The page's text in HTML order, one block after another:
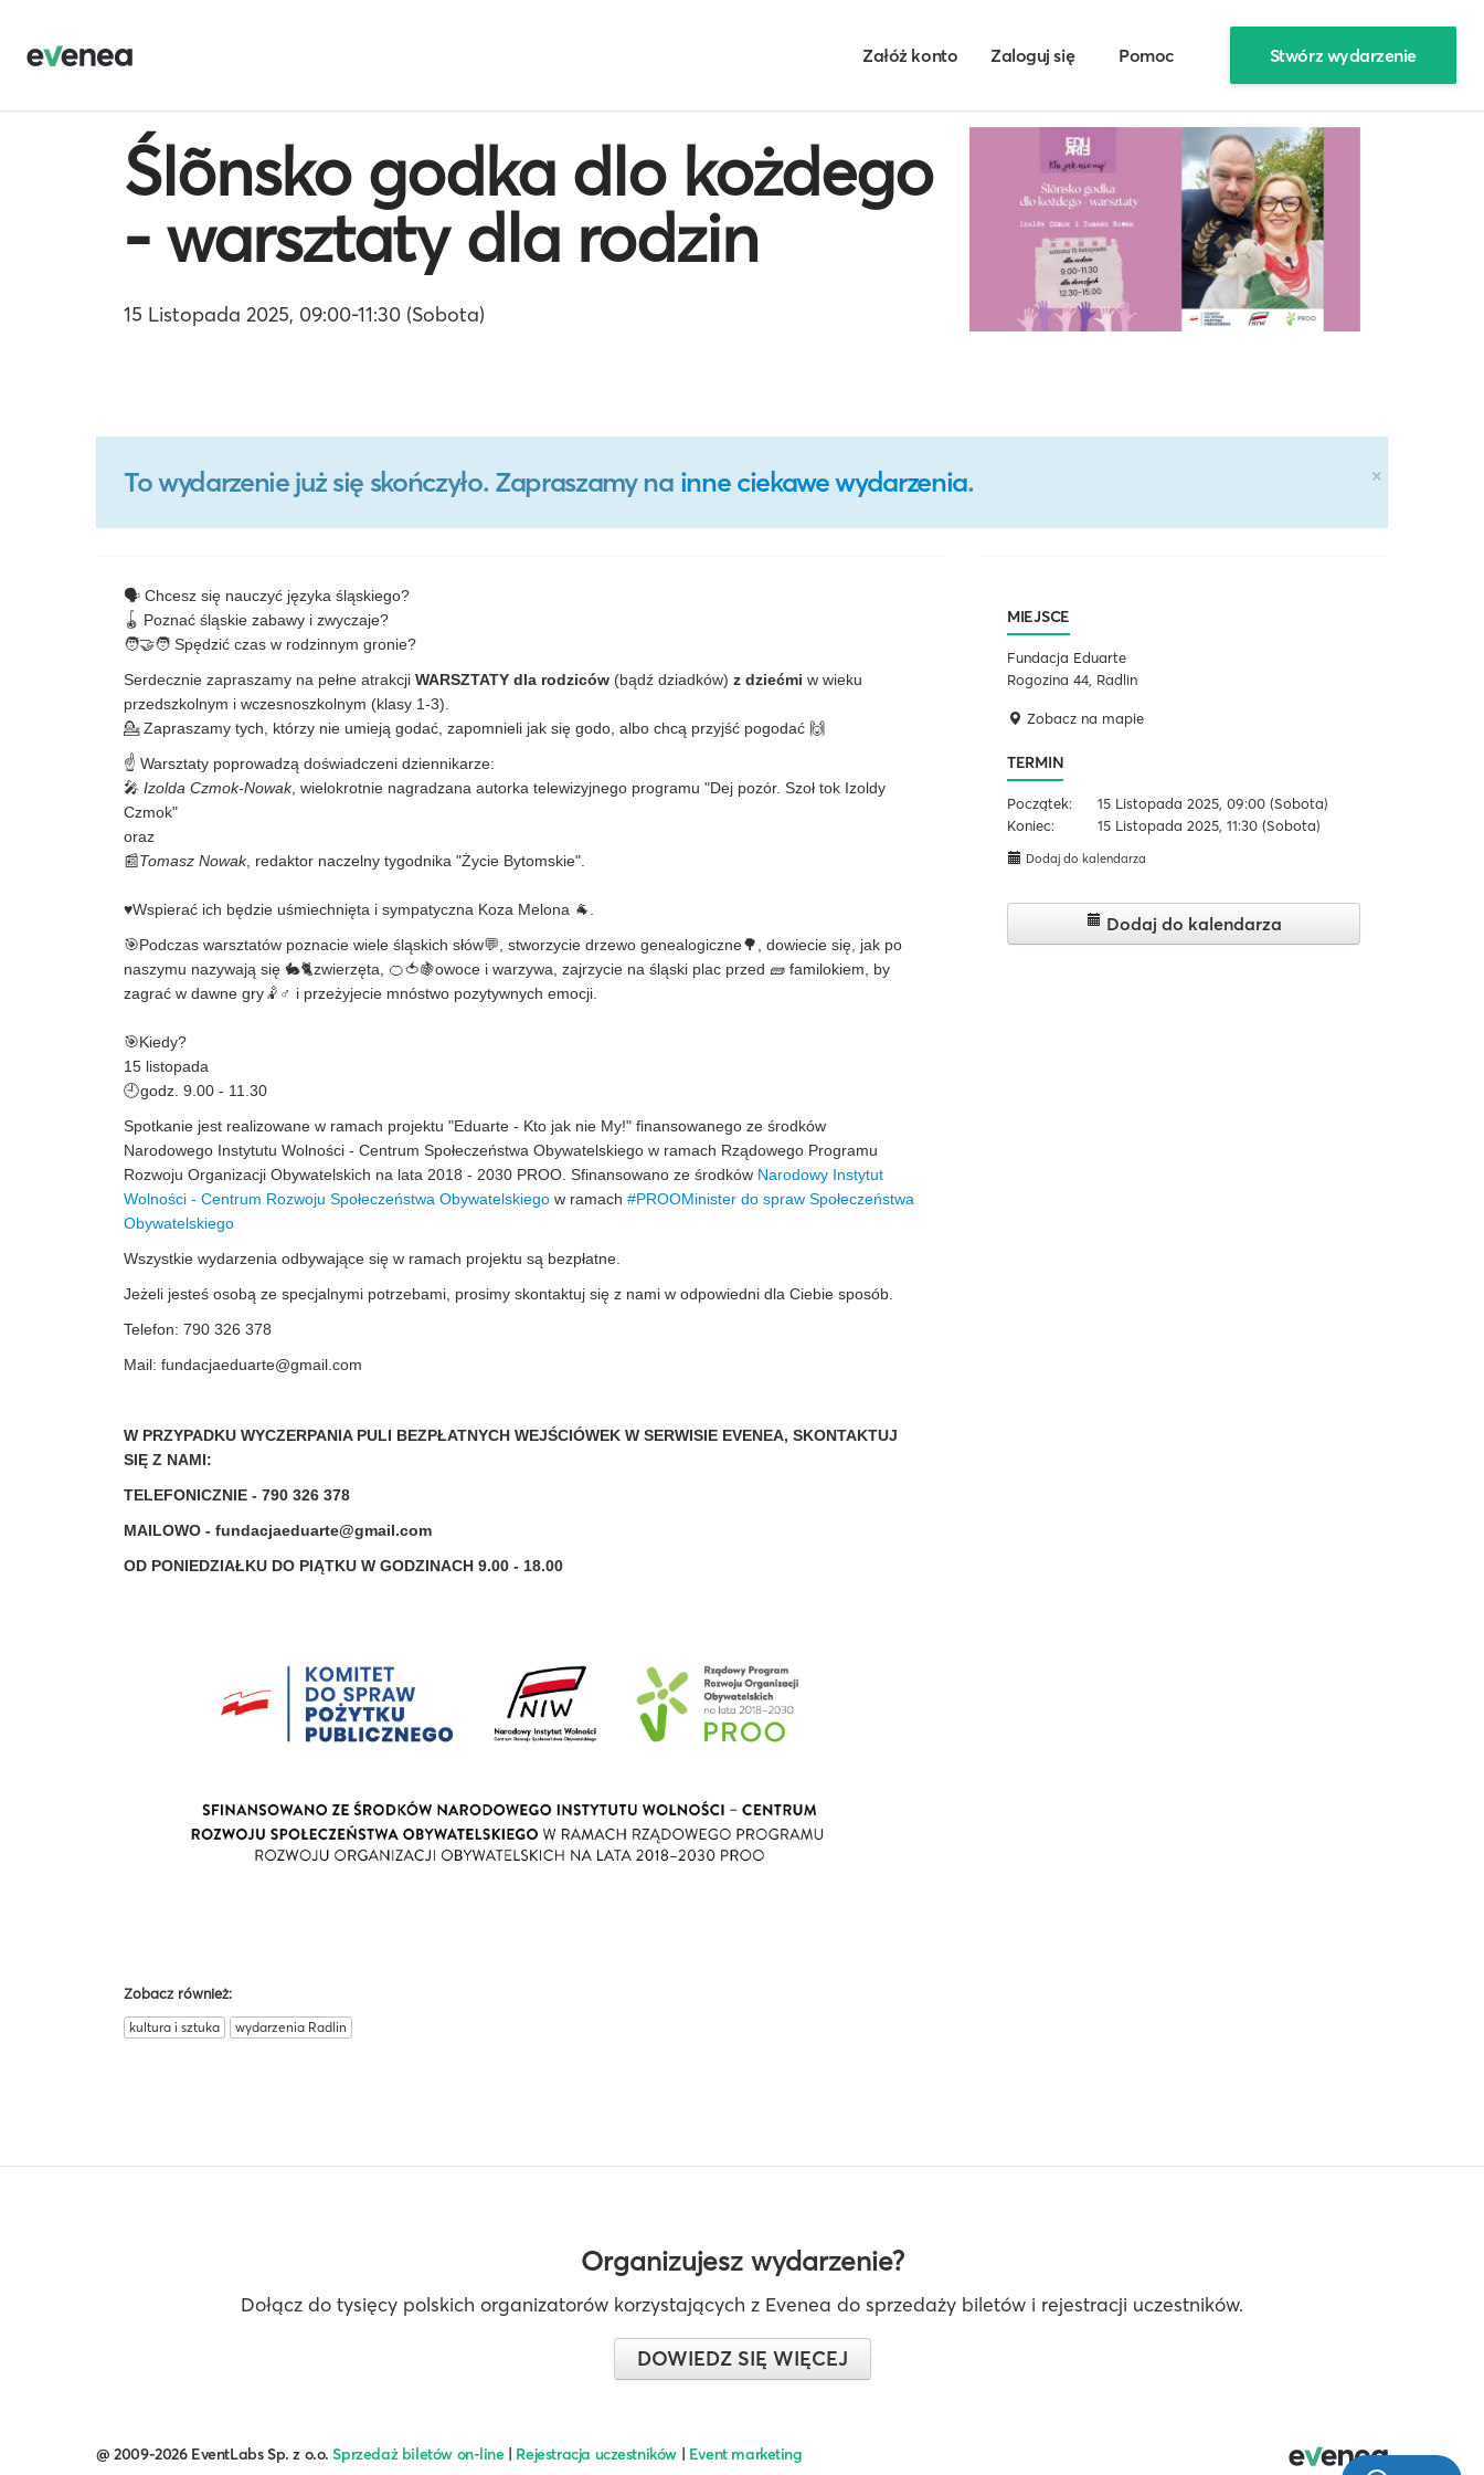
Załóż konto Zaloguj się Pomoc Stwórz wydarzenie
Ślõnsko godka dlo kożdego
- warsztaty dla rodzin
15 Listopada 2025, 09:00-11:30 (Sobota)
×
To wydarzenie już się skończyło. Zapraszamy na inne ciekawe wydarzenia.
🗣️ Chcesz się nauczyć języka śląskiego?
🪀 Poznać śląskie zabawy i zwyczaje?
🧑🤝🧑 Spędzić czas w rodzinnym gronie?
Serdecznie zapraszamy na pełne atrakcji WARSZTATY dla rodziców (bądź dziadków) z dziećmi w wieku
przedszkolnym i wczesnoszkolnym (klasy 1-3).
💁 Zapraszamy tych, którzy nie umieją godać, zapomnieli jak się godo, albo chcą przyjść pogodać 🙌
☝️ Warsztaty poprowadzą doświadczeni dziennikarze:
🎤 Izolda Czmok-Nowak, wielokrotnie nagradzana autorka telewizyjnego programu "Dej pozór. Szoł tok Izoldy
Czmok"
oraz
📰Tomasz Nowak, redaktor naczelny tygodnika "Życie Bytomskie".
♥️Wspierać ich będzie uśmiechnięta i sympatyczna Koza Melona 🐐.
🎯Podczas warsztatów poznacie wiele śląskich słów💬, stworzycie drzewo genealogiczne🌳, dowiecie się, jak po
naszymu nazywają się 🐇🐈zwierzęta, 🍊🍅🍇owoce i warzywa, zajrzycie na śląski plac przed 🧱 familokiem, by
zagrać w dawne gry🤾♂️ i przeżyjecie mnóstwo pozytywnych emocji.
🎯Kiedy?
15 listopada
🕘godz. 9.00 - 11.30
Spotkanie jest realizowane w ramach projektu "Eduarte - Kto jak nie My!" finansowanego ze środków
Narodowego Instytutu Wolności - Centrum Społeczeństwa Obywatelskiego w ramach Rządowego Programu
Rozwoju Organizacji Obywatelskich na lata 2018 - 2030 PROO. Sfinansowano ze środków Narodowy Instytut
Wolności - Centrum Rozwoju Społeczeństwa Obywatelskiego w ramach #PROOMinister do spraw Społeczeństwa
Obywatelskiego
Wszystkie wydarzenia odbywające się w ramach projektu są bezpłatne.
Jeżeli jesteś osobą ze specjalnymi potrzebami, prosimy skontaktuj się z nami w odpowiedni dla Ciebie sposób.
Telefon: 790 326 378
Mail: fundacjaeduarte@gmail.com
W PRZYPADKU WYCZERPANIA PULI BEZPŁATNYCH WEJŚCIÓWEK W SERWISIE EVENEA, SKONTAKTUJ
SIĘ Z NAMI:
TELEFONICZNIE - 790 326 378
MAILOWO - fundacjaeduarte@gmail.com
OD PONIEDZIAŁKU DO PIĄTKU W GODZINACH 9.00 - 18.00
Zobacz również:
kultura i sztuka wydarzenia Radlin
MIEJSCE
Fundacja Eduarte
Rogozina 44, Radlin
Zobacz na mapie
TERMIN
Początek: 15 Listopada 2025, 09:00 (Sobota)
Koniec:
15 Listopada 2025, 11:30 (Sobota)
Dodaj do kalendarza
Dodaj do kalendarza
Organizujesz wydarzenie?
Dołącz do tysięcy polskich organizatorów korzystających z Evenea do sprzedaży biletów i rejestracji uczestników.
DOWIEDZ SIĘ WIĘCEJ
@ 2009-2026 EventLabs Sp. z o.o.Sprzedaż biletów on-line| Rejestracja uczestników | Event marketing